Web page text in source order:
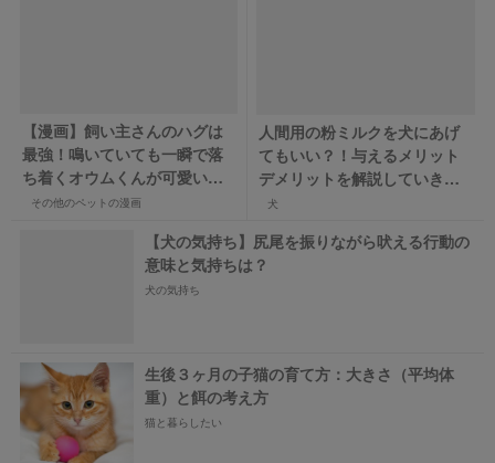
【漫画】飼い主さんのハグは
最強！鳴いていても一瞬で落
ち着くオウムくんが可愛い
♪【ろうくん】
その他のペットの漫画
人間用の粉ミルクを犬にあげ
てもいい？！与えるメリット
デメリットを解説していきま
す！
犬
【犬の気持ち】尻尾を振りながら吠える行動の
意味と気持ちは？
犬の気持ち
生後３ヶ月の子猫の育て方：大きさ（平均体
重）と餌の考え方
猫と暮らしたい